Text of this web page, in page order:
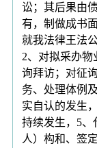
讼；其后果由
有，制做成书
就我法律王法
2、对拟采办
询拜访；对征
务、处理体例
实自认的发生
持续发生，5、
人）构和、签